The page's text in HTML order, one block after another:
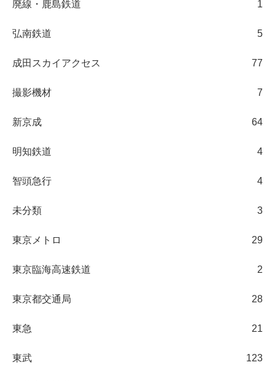
廃線・鹿島鉄道 1
弘南鉄道 5
成田スカイアクセス 77
撮影機材 7
新京成 64
明知鉄道 4
智頭急行 4
未分類 3
東京メトロ 29
東京臨海高速鉄道 2
東京都交通局 28
東急 21
東武 123